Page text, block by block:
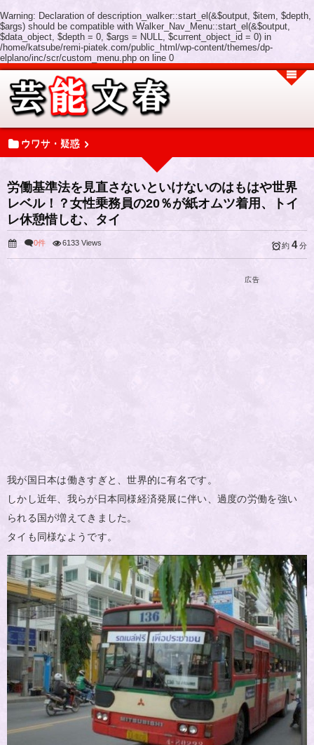
Warning: Declaration of description_walker::start_el(&$output, $item, $depth,
$args) should be compatible with Walker_Nav_Menu::start_el(&$output,
$data_object, $depth = 0, $args = NULL, $current_object_id = 0) in
/home/katsube/remi-piatek.com/public_html/wp-content/themes/dp-
elplano/inc/scr/custom_menu.php on line 0
ウワサ・疑惑
労働基準法を見直さないといけないのはもはや世界
レベル！？女性乗務員の20％が紙オムツ着用、トイ
レ休憩惜しむ、タイ
0件 6133 Views 約 4分
広告
我が国日本は働きすぎと、世界的に有名です。
しかし近年、我らが日本同様経済発展に伴い、過度の労働を強い
られる国が増えてきました。
タイも同様なようです。